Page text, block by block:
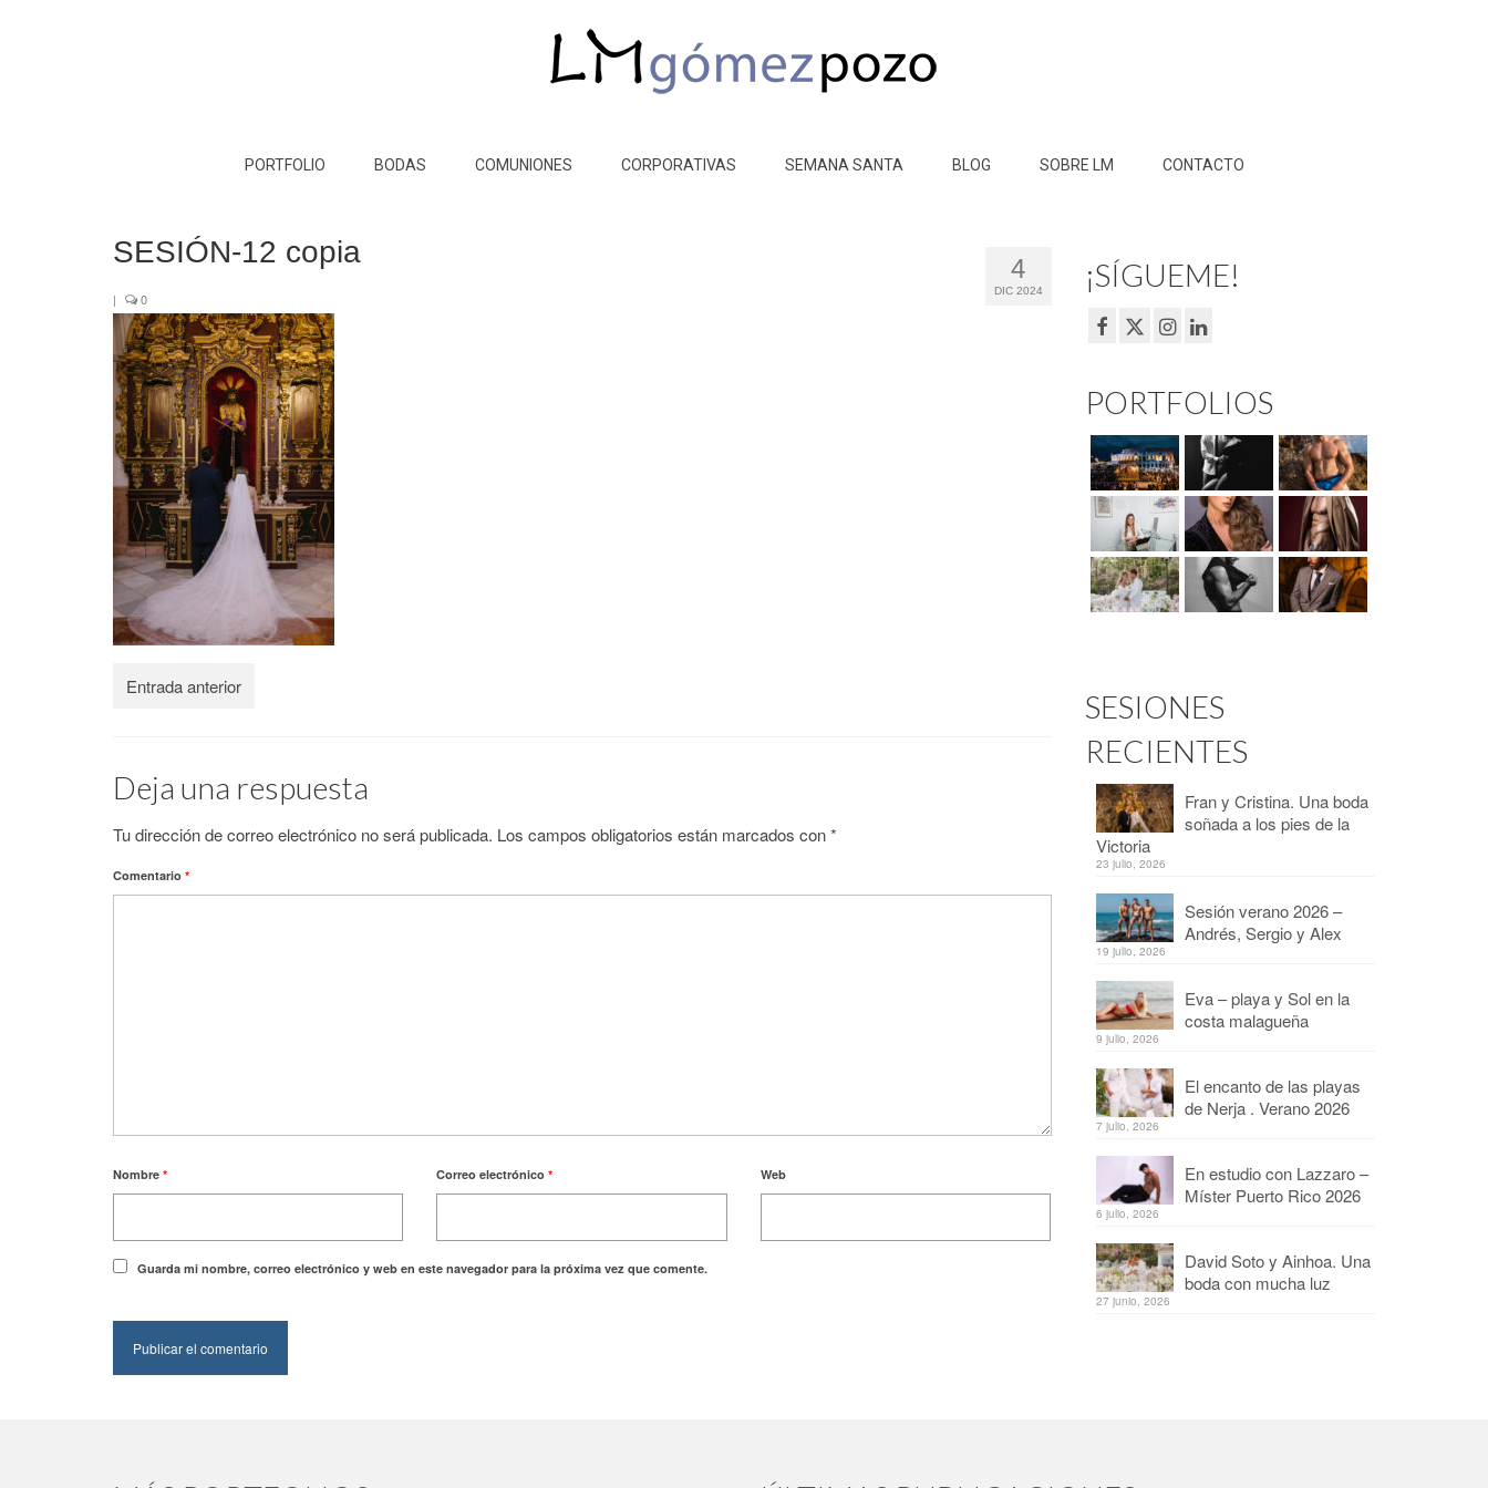
PORTFOLIO BODAS COMUNIONES CORPORATIVAS SEMANA SANTA BLOG SOBRE LM CONTACTO
4
DIC 2024
SESIÓN-12 copia
| 0
Entrada anterior
Deja una respuesta
Tu dirección de correo electrónico no será publicada. Los campos obligatorios están marcados con*
Comentario *
Nombre * Correo electrónico* Web
Guarda mi nombre, correo electrónico y web en este navegador para la próxima vez que comente.
¡SÍGUEME!
PORTFOLIOS
SESIONES
RECIENTES
Fran y Cristina. Una boda
soñada a los pies de la
Victoria
23 julio, 2026
Sesión verano 2026 –
Andrés, Sergio y Alex
19 julio, 2026
Eva – playa y Sol en la
costa malagueña
9 julio, 2026
El encanto de las playas
de Nerja . Verano 2026
7 julio, 2026
En estudio con Lazzaro –
Míster Puerto Rico 2026
6 julio, 2026
David Soto y Ainhoa. Una
boda con mucha luz
27 junio, 2026